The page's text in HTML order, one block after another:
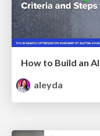
aleyda